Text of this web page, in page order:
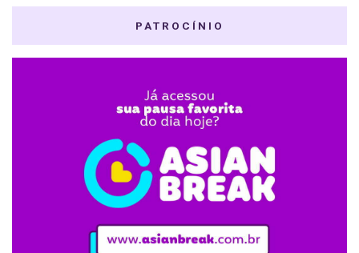
PATROCÍNIO